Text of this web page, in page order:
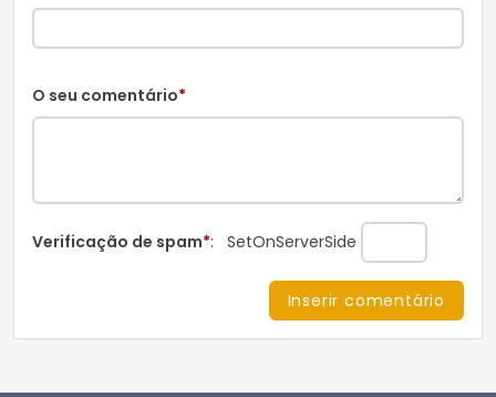
O seu comentário*
Verificação de spam*: SetOnServerSide